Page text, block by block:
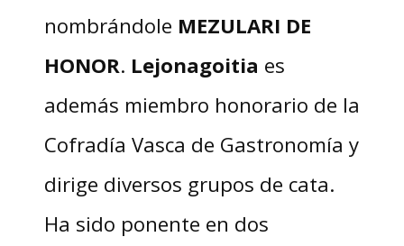
nombrándole MEZULARI DE
HONOR. Lejonagoitia es
además miembro honorario de la
Cofradía Vasca de Gastronomía y
dirige diversos grupos de cata.
Ha sido ponente en dos